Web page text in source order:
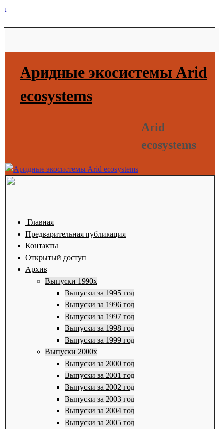
↓
Аридные экосистемы Arid
ecosystems
Arid
ecosystems
Главная
Предварительная публикация
Контакты
Открытый доступ
Архив
Выпуски 1990х
Выпуски за 1995 год
Выпуски за 1996 год
Выпуски за 1997 год
Выпуски за 1998 год
Выпуски за 1999 год
Выпуски 2000х
Выпуски за 2000 год
Выпуски за 2001 год
Выпуски за 2002 год
Выпуски за 2003 год
Выпуски за 2004 год
Выпуски за 2005 год